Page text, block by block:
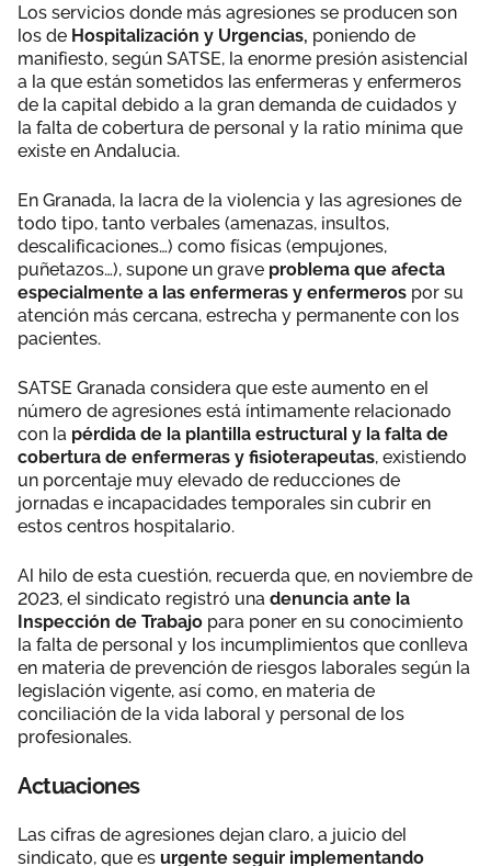
Los servicios donde más agresiones se producen son
los de Hospitalización y Urgencias, poniendo de
manifiesto, según SATSE, la enorme presión asistencial
a la que están sometidos las enfermeras y enfermeros
de la capital debido a la gran demanda de cuidados y
la falta de cobertura de personal y la ratio mínima que
existe en Andalucia.
En Granada, la lacra de la violencia y las agresiones de
todo tipo, tanto verbales (amenazas, insultos,
descalificaciones…) como físicas (empujones,
puñetazos…), supone un grave problema que afecta
especialmente a las enfermeras y enfermeros por su
atención más cercana, estrecha y permanente con los
pacientes.
SATSE Granada considera que este aumento en el
número de agresiones está íntimamente relacionado
con la pérdida de la plantilla estructural y la falta de
cobertura de enfermeras y fisioterapeutas, existiendo
un porcentaje muy elevado de reducciones de
jornadas e incapacidades temporales sin cubrir en
estos centros hospitalario.
Al hilo de esta cuestión, recuerda que, en noviembre de
2023, el sindicato registró una denuncia ante la
Inspección de Trabajo para poner en su conocimiento
la falta de personal y los incumplimientos que conlleva
en materia de prevención de riesgos laborales según la
legislación vigente, así como, en materia de
conciliación de la vida laboral y personal de los
profesionales.
Actuaciones
Las cifras de agresiones dejan claro, a juicio del
sindicato, que es urgente seguir implementando